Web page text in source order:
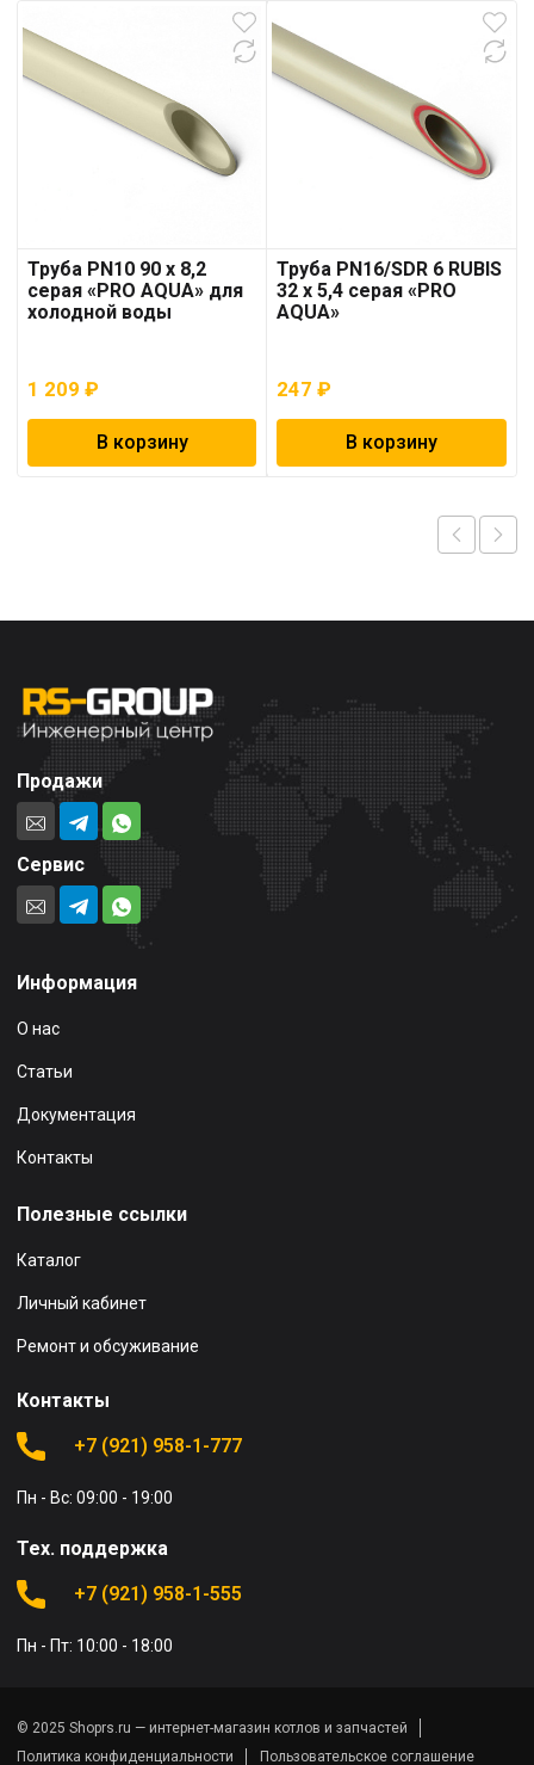
Труба PN10 90 x 8,2
серая «PRO AQUA» для
холодной воды
1 209 ₽
В корзину
Труба PN16/SDR 6 RUBIS
32 x 5,4 серая «PRO
AQUA»
247₽
В корзину
Продажи
Сервис
Информация
О нас
Статьи
Документация
Контакты
Полезные ссылки
Каталог
Личный кабинет
Ремонт и обсуживание
Контакты
+7 (921) 958-1-777
Пн - Вс: 09:00 - 19:00
Тех. поддержка
+7 (921) 958-1-555
Пн - Пт: 10:00 - 18:00
© 2025 Shoprs.ru — интернет-магазин котлов и запчастей
Политика конфиденциальности
Пользовательское соглашение